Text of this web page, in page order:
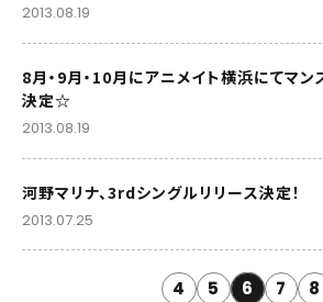
2013.08.19
8月・9月・10月にアニメイト横浜にてマン
決定☆
2013.08.19
河野マリナ、3rdシングルリリース決定！
2013.07.25
4 5 6 7 8